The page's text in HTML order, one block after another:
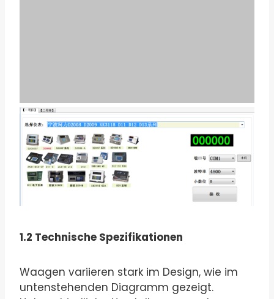
1.2 Technische Spezifikationen
Waagen variieren stark im Design, wie im
untenstehenden Diagramm gezeigt.